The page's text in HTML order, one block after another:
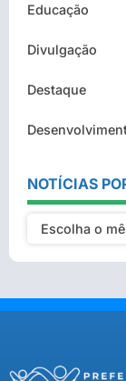
Educação
Divulgação
Destaque
NOTÍCIAS
Escolha o